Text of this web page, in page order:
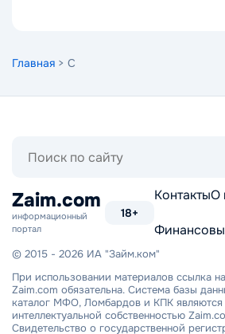
Главная > C
Zaim.com
информационный
портал
18+
КонтактыО
© 2015 - 2026 ИА "Займ.ком"
При использовании материалов ссылка на
Zaim.com обязательна. Система базы
каталог МФО, Ломбардов и КПК являются
интеллектуальной собственностью
Свидетельство о государственной